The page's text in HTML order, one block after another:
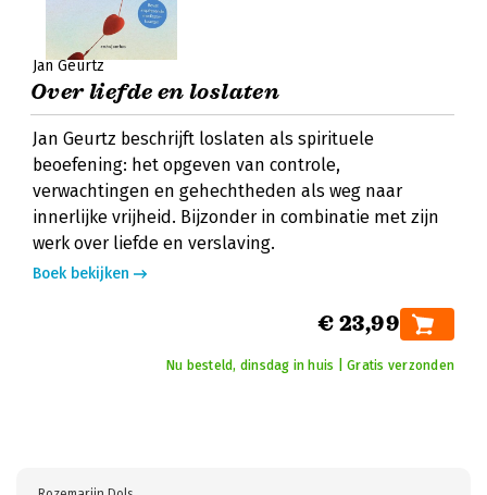
Jan Geurtz
Over liefde en loslaten
Jan Geurtz beschrijft loslaten als spirituele
beoefening: het opgeven van controle,
verwachtingen en gehechtheden als weg naar
innerlijke vrijheid. Bijzonder in combinatie met zijn
werk over liefde en verslaving.
Boek bekijken
€ 23,99
Nu besteld, dinsdag in huis | Gratis verzonden